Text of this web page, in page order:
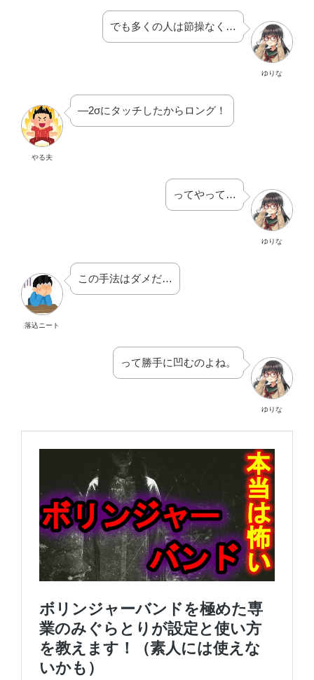
ゆりな
でも多くの人は節操なく…
やる夫
―2σにタッチしたからロング！
ゆりな
ってやって…
落込ニート
この手法はダメだ…
ゆりな
って勝手に凹むのよね。